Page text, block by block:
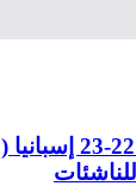
حلم